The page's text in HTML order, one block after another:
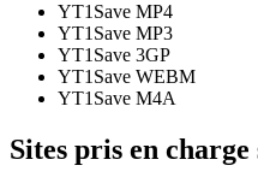
YT1Save MP4
YT1Save MP3
YT1Save 3GP
YT1Save WEBM
YT1Save M4A
Sites pris en charge